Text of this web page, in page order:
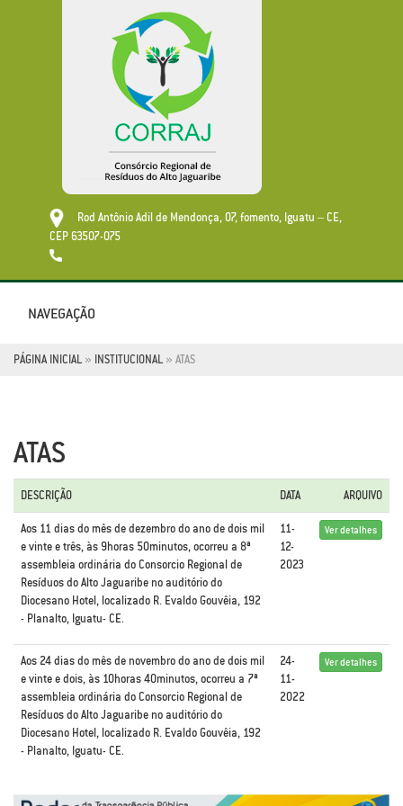
Rod Antônio Adil de Mendonça, 07, fomento, Iguatu – CE,
CEP 63507-075
NAVEGAÇÃO
PÁGINA INICIAL » INSTITUCIONAL » ATAS
ATAS
DESCRIÇÃO DATA ARQUIVO
Aos 11 dias do mês de dezembro do ano de dois mil
e vinte e três, às 9horas 50minutos, ocorreu a 8ª
assembleia ordinária do Consorcio Regional de
Resíduos do Alto Jaguaribe no auditório do
Diocesano Hotel, localizado R. Evaldo Gouvêia, 192
- Planalto, Iguatu- CE.
11-
12-
2023
Ver detalhes
Aos 24 dias do mês de novembro do ano de dois mil
e vinte e dois, às 10horas 40minutos, ocorreu a 7ª
assembleia ordinária do Consorcio Regional de
Resíduos do Alto Jaguaribe no auditório do
Diocesano Hotel, localizado R. Evaldo Gouvêia, 192
- Planalto, Iguatu- CE.
24-
11-
2022
Ver detalhes